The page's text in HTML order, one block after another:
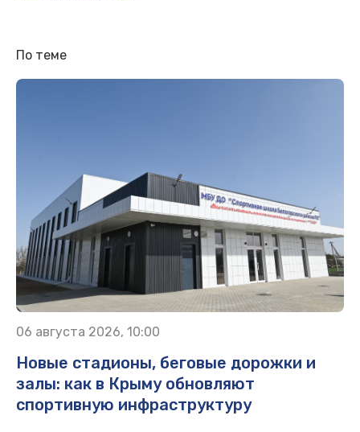
По теме
06 августа 2026, 10:00
Новые стадионы, беговые дорожки и
залы: как в Крыму обновляют
спортивную инфраструктуру